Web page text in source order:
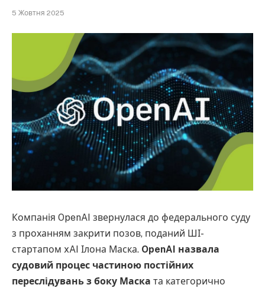
5 Жовтня 2025
Компанія OpenAI звернулася до федерального суду
з проханням закрити позов, поданий ШІ-
стартапом xAI Ілона Маска. OpenAI назвала
судовий процес частиною постійних
переслідувань з боку Маска та категорично